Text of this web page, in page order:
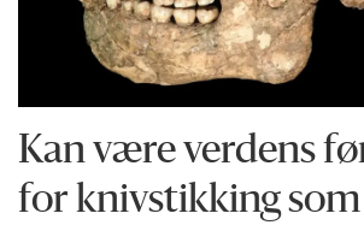
Kan være verdens
for knivstikking